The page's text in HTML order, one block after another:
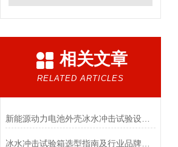
相关文章
RELATED ARTICLES
新能源动力电池外壳冰水冲击试验设备：耐骤变环境质检设备